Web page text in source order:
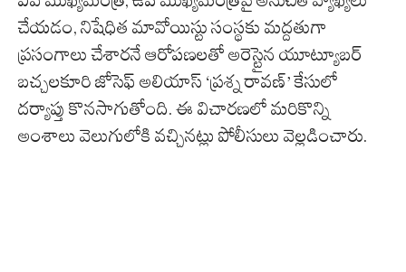
చేయడం, నిషేధిత మావోయిస్టు సంస్థకు మద్దతుగా
ప్రసంగాలు చేశారనే ఆరోపణలతో అరెస్టైన యూట్యూబర్
బచ్చలకూరి జోసెఫ్ అలియాస్ ‘ప్రశ్న రావణ్’ కేసులో
దర్యాప్తు కొనసాగుతోంది. ఈ విచారణలో మరికొన్ని
అంశాలు వెలుగులోకి వచ్చినట్లు పోలీసులు వెల్లడించారు.